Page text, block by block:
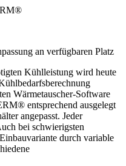
an verfügbaren Platz
Kühlleistung wird heute
Wärmetauscher-Software
® entsprechend ausgelegt
angepasst. Jeder
bei schwierigsten
durch variable